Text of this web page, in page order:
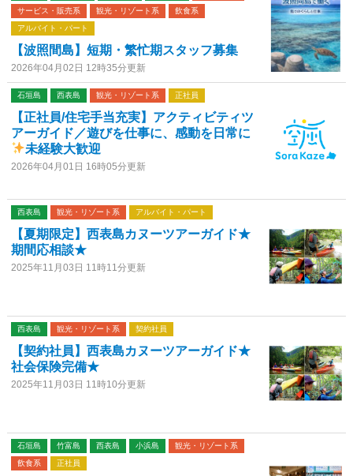
サービス・販売系
観光・リゾート系
飲食系
アルバイト・パート
【波照間島】短期・繁忙期スタッフ募集
2026年04月02日 12時35分更新
石垣島 西表島 観光・リゾート系 正社員
【正社員/住宅手当充実】アクティビティツ
アーガイド／遊びを仕事に、感動を日常に
未経験大歓迎
2026年04月01日 16時05分更新
西表島 観光・リゾート系 アルバイト・パート
【夏期限定】西表島カヌーツアーガイド★
期間応相談★
2025年11月03日 11時11分更新
西表島 観光・リゾート系 契約社員
【契約社員】西表島カヌーツアーガイド★
社会保険完備★
2025年11月03日 11時10分更新
石垣島 竹富島 西表島 小浜島
観光・リゾート系
飲食系
正社員